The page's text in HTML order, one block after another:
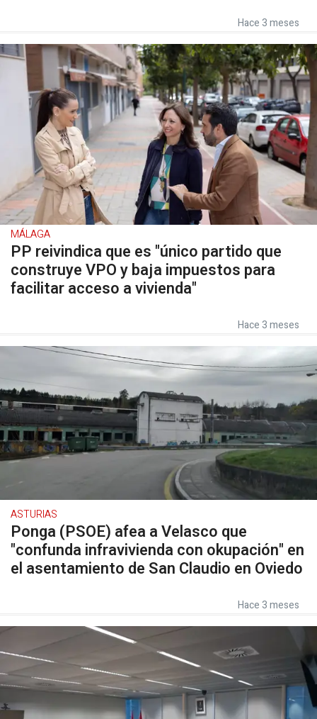
Hace 3 meses
MÁLAGA
PP reivindica que es "único partido que
construye VPO y baja impuestos para
facilitar acceso a vivienda"
Hace 3 meses
ASTURIAS
Ponga (PSOE) afea a Velasco que
"confunda infravivienda con okupación" en
el asentamiento de San Claudio en Oviedo
Hace 3 meses